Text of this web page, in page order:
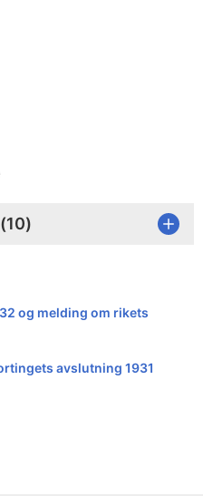
10)
og melding om rikets
avslutning 1931